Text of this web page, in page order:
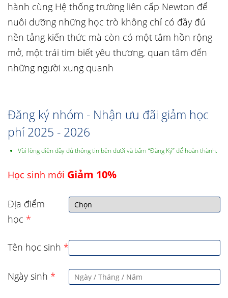
hành cùng Hệ thống trường liên cấp Newton để
nuôi dưỡng những học trò không chỉ có đầy đủ
nền tảng kiến thức mà còn có một tâm hồn rộng
mở, một trái tim biết yêu thương, quan tâm đến
những người xung quanh
Đăng ký nhóm - Nhận ưu đãi giảm học
phí 2025 - 2026
Vùi lòng điền đầy đủ thông tin bên dưới và bấm “Đăng Ký” để hoàn thành.
Học sinh mới Giảm 10%
Địa điểm
học *
Tên học sinh *
Ngày sinh *